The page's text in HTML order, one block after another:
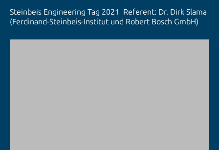
Steinbeis Engineering Tag 2021 Referent: Dr. Dirk Slama
(Ferdinand-Steinbeis-Institut und Robert Bosch GmbH)